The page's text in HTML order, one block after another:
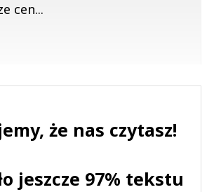
cen...
że nas czytasz!
jeszcze 97% tekstu